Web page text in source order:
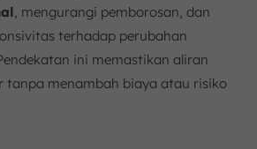
, mengurangi pemborosan, dan
terhadap perubahan
ini memastikan aliran
tanpa menambah biaya atau risiko